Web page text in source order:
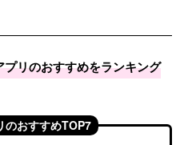
リのおすすめをランキング
のおすすめTOP7